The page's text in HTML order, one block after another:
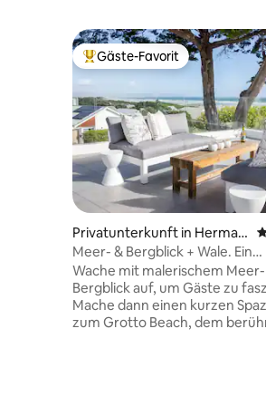
Beliebter Gäste-Favorit.
Gäste-Favorit
Privatunterkunft in Herman
us
Meer- & Bergblick + Wale. Ein
Spaziergang zum Strand
Wache mit malerischem
Bergblick auf, um Gäste zu
Mache dann einen kurzen
zum Grotto Beach, dem